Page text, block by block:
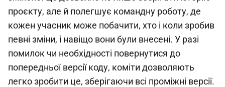
проєкту, але й полегшує командну роботу, де
кожен учасник може побачити, хто і коли зробив
певні зміни, і навіщо вони були внесені. У разі
помилок чи необхідності повернутися до
попередньої версії коду, коміти дозволяють
легко зробити це, зберігаючи всі проміжні версії.